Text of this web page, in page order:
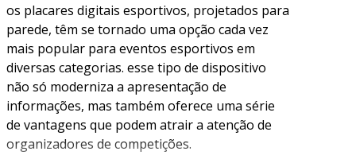
os placares digitais esportivos, projetados para
parede, têm se tornado uma opção cada vez
mais popular para eventos esportivos em
diversas categorias. esse tipo de dispositivo
não só moderniza a apresentação de
informações, mas também oferece uma série
de vantagens que podem atrair a atenção de
organizadores de competições.